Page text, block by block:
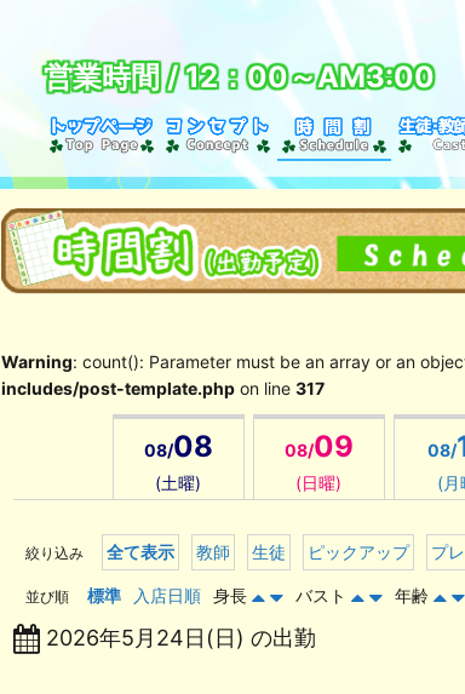
営業時間 /12：00～AM3:00
Warning: count(): Parameter must be an array or an
includes/post-template.php on line 317
08/08
(土曜)
08/09
(日曜)
08/
(月
絞り込み 全て表示 教師 生徒 ピックアップ プ
並び順 標準 入店日順 身長 バスト 年齢
2026年5月24日(日) の出勤